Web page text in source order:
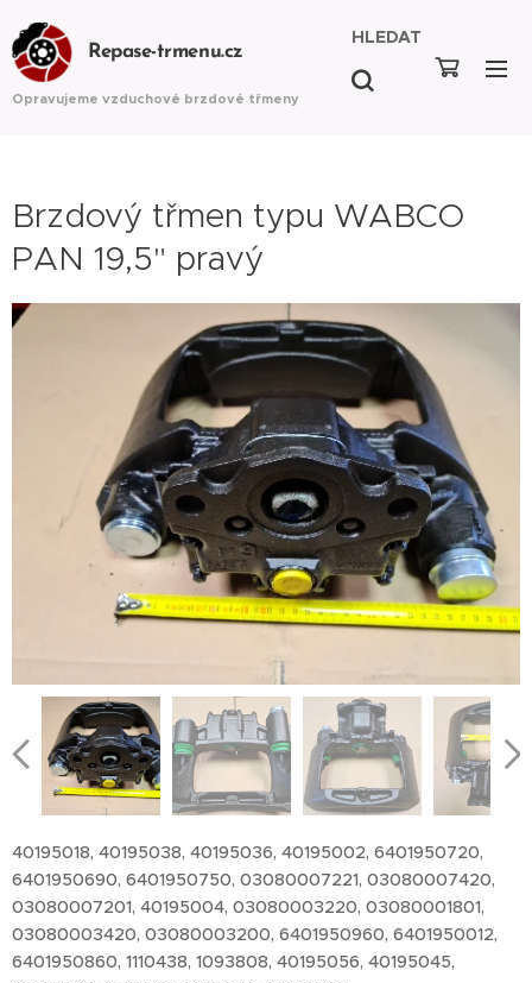
Repase-trmenu.cz
Opravujeme vzduchové brzdové třmeny
HLEDAT
Brzdový třmen typu WABCO
PAN 19,5" pravý
40195018, 40195038, 40195036, 40195002, 6401950720,
6401950690, 6401950750, 03080007221, 03080007420,
03080007201, 40195004, 03080003220, 03080001801,
03080003420, 03080003200, 6401950960, 6401950012,
6401950860, 1110438, 1093808, 40195056, 40195045,